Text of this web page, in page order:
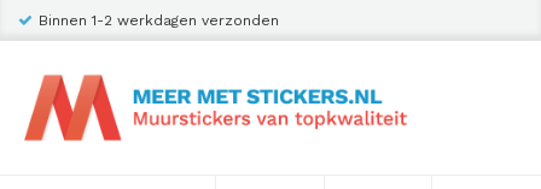
Binnen 1-2 werkdagen verzonden